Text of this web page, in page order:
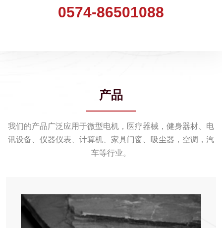
0574-86501088
产品
我们的产品广泛应用于微型电机，医疗器械，健身器材、电
讯设备、仪器仪表、计算机、家具门窗、吸尘器，空调，汽
车等行业。